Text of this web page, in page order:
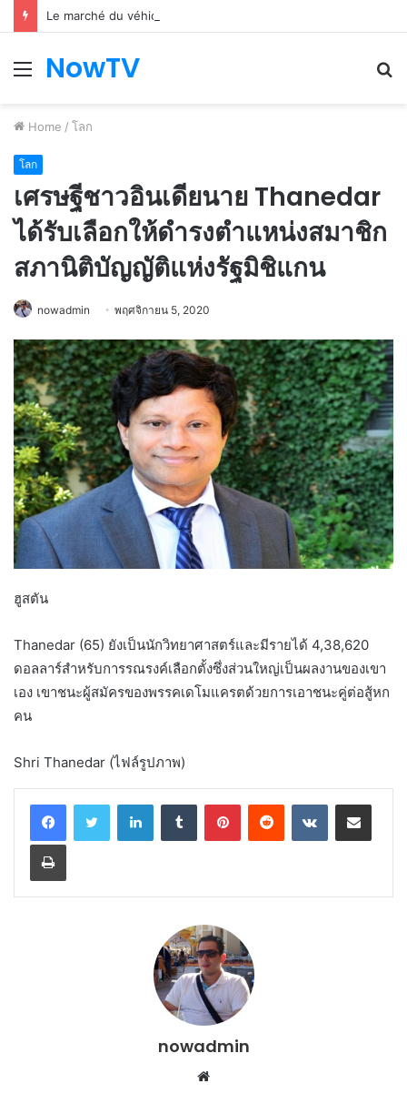
Le marché du véhicule d’occasion en plein essor
Menu
NowTV
Home / โลก
โลก
เศรษฐีชาวอินเดียนาย Thanedar
ได้รับเลือกให้ดำรงตำแหน่งสมาชิก
สภานิติบัญญัติแห่งรัฐมิชิแกน
nowadmin พฤศจิกายน 5, 2020
ฮูสตัน
Thanedar (65) ยังเป็นนักวิทยาศาสตร์และมีรายได้ 4,38,620
ดอลลาร์สำหรับการรณรงค์เลือกตั้งซึ่งส่วนใหญ่เป็นผลงานของเขา
เอง เขาชนะผู้สมัครของพรรคเดโมแครตด้วยการเอาชนะคู่ต่อสู้หก
คน
Shri Thanedar (ไฟล์รูปภาพ)
LinkedInTumblr PinterestReddit VKontakteShare via Email
Print
nowadmin
Website